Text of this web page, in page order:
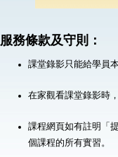
服務條款及守則：
課堂錄影只能給學員
在家觀看課堂錄影時
課程網頁如有註明「
個課程的所有實習。